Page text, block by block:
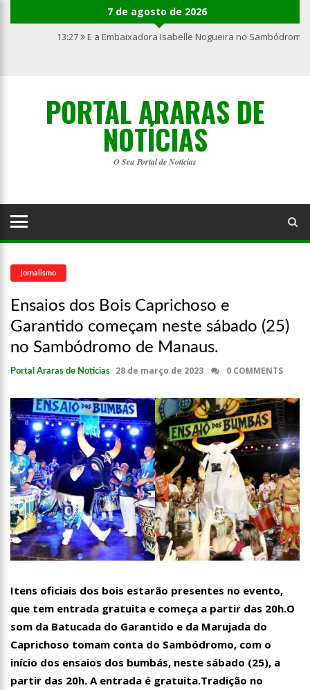
7 de agosto de 2026
13:27 E a Embaixadora Isabelle Nogueira no
00:01 Jovem Guarda de Luto Morre em SP, aos 76 anos, Lilian
dupla Leno & Lilian
PORTAL ARARAS DE
NOTÍCIAS
O Seu Portal de Notícias
jornalismo
Ensaios dos Bois Caprichoso e
Garantido começam neste sábado (25)
no Sambódromo de Manaus.
Portal Araras de Noticias 28 de março de 2023 0 COMMENTS
Itens oficiais dos bois estarão presentes no evento,
que tem entrada gratuita e começa a partir das 20h.O
som da Batucada do Garantido e da Marujada do
Caprichoso tomam conta do Sambódromo, com o
início dos ensaios dos bumbás, neste sábado (25), a
partir das 20h. A entrada é gratuita.Tradição no